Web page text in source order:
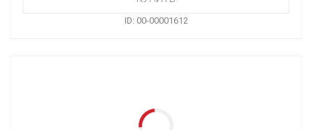
ID: 00-00001612